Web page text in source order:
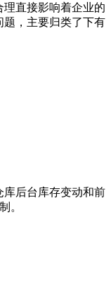
直接影响着企业的
题，主要归类了下有
库后台库存变动和前
。